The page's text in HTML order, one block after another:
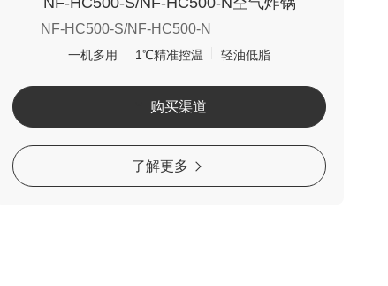
NF-HC500-S/NF-HC500-N
一机多用 1℃精准控温 轻油低脂
购买渠道
了解更多